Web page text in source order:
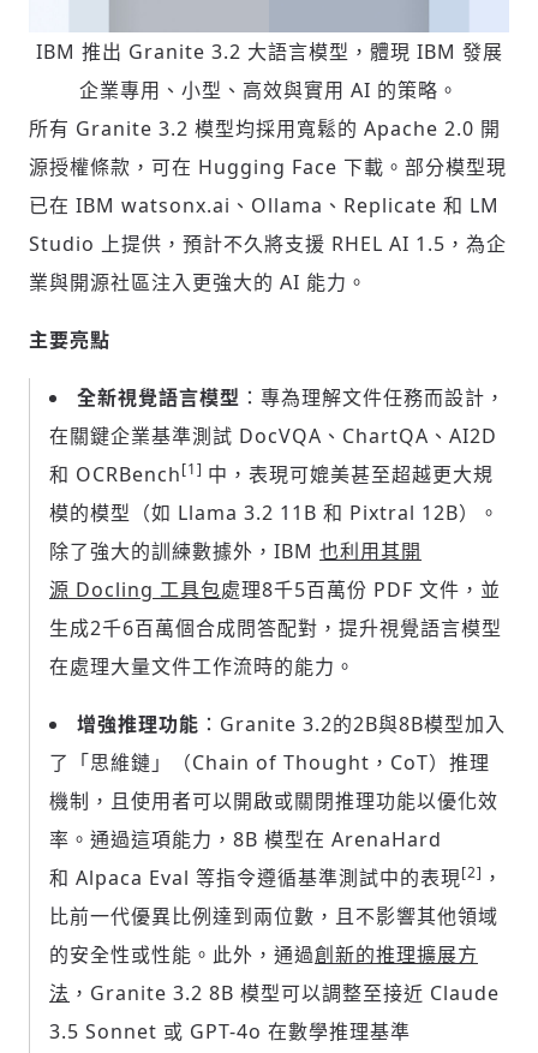
IBM 推出 Granite 3.2 大語言模型，體現 IBM 發展
企業專用、小型、高效與實用 AI 的策略。
所有 Granite 3.2 模型均採用寬鬆的 Apache 2.0 開
源授權條款，可在 Hugging Face 下載。部分模型現
已在 IBM watsonx.ai、Ollama、Replicate 和 LM
Studio 上提供，預計不久將支援 RHEL AI 1.5，為企
業與開源社區注入更強大的 AI 能力。
主要亮點
全新視覺語言模型 ：專為理解文件任務而設計，
在關鍵企業基準測試 DocVQA、ChartQA、AI2D
和 OCRBench[1] 中，表現可媲美甚至超越更大規
模的模型（如 Llama 3.2 11B 和 Pixtral 12B）。
除了強大的訓練數據外，IBM 也利用其開
源 Docling 工具包處理8千5百萬份 PDF 文件，並
生成2千6百萬個合成問答配對，提升視覺語言模型
在處理大量文件工作流時的能力。
增強推理功能 ：Granite 3.2的2B與8B模型加入
了「思維鏈」（Chain of Thought，CoT）推理
機制，且使用者可以開啟或關閉推理功能以優化效
率。通過這項能力，8B 模型在 ArenaHard
和 Alpaca Eval 等指令遵循基準測試中的表現[2] ，
比前一代優異比例達到兩位數，且不影響其他領域
的安全性或性能。此外，通過創新的推理擴展方
法 ，Granite 3.2 8B 模型可以調整至接近 Claude
3.5 Sonnet 或 GPT-4o 在數學推理基準